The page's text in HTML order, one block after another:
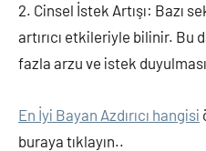
2. Cinsel İstek Artışı: Bazı
artırıcı etkileriyle bilinir. Bu
fazla arzu ve istek
En İyi Bayan Azdırıcı hangisi
buraya tıklayın..